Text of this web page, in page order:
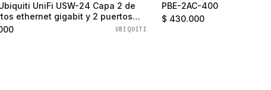
UniFi USW-24 Capa 2 de
ethernet gigabit y 2 puertos
UBIQUITI
PBE-2AC-400
$ 430.000